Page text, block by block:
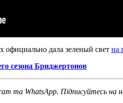
официально дала зеленый свет на
сезона Бриджертонов
та WhatsApp. Підписуйтесь на